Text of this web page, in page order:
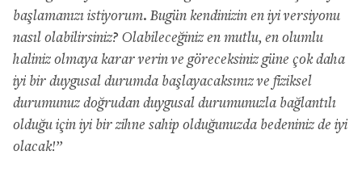
başlamanızı istiyorum. Bugün kendinizin en iyi versiyonu
nasıl olabilirsiniz? Olabileceğiniz en mutlu, en olumlu
haliniz olmaya karar verin ve göreceksiniz güne çok daha
iyi bir duygusal durumda başlayacaksınız ve fiziksel
durumunuz doğrudan duygusal durumunuzla bağlantılı
olduğu için iyi bir zihne sahip olduğunuzda bedeniniz de iyi
olacak!”